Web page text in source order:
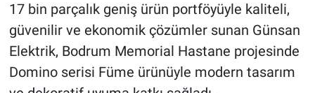
17 bin parçalık geniş ürün portföyüyle kaliteli,
güvenilir ve ekonomik çözümler sunan Günsan
Elektrik, Bodrum Memorial Hastane projesinde
Domino serisi Füme ürünüyle modern tasarım